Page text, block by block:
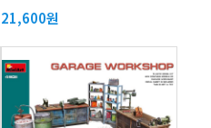
21,600원